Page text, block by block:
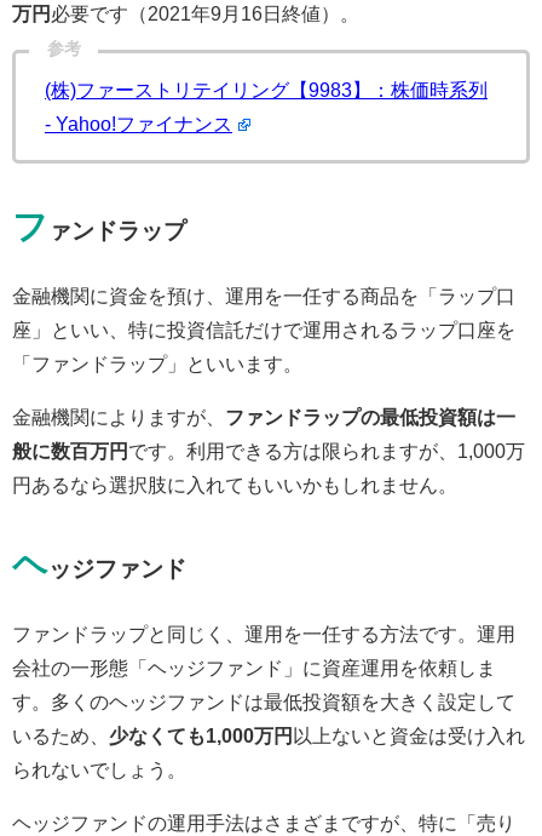
万円 必要です（2021年9月16日終値）。
参考
(株)ファーストリテイリング【9983】：株価時系列
- Yahoo!ファイナンス
フ ァンドラップ
金融機関に資金を預け、運用を一任する商品を「ラップ口
座」といい、特に投資信託だけで運用されるラップ口座を
「ファンドラップ」といいます。
金融機関によりますが、 ファンドラップの最低投資額は一
般に数百万円 です。利用できる方は限られますが、1,000万
円あるなら選択肢に入れてもいいかもしれません。
ヘッジファンド
ファンドラップと同じく、運用を一任する方法です。運用
会社の一形態「ヘッジファンド」に資産運用を依頼しま
す。多くのヘッジファンドは最低投資額を大きく設定して
いるため、 少なくても1,000万円 以上ないと資金は受け入れ
られないでしょう。
ヘッジファンドの運用手法はさまざまですが、特に「売り